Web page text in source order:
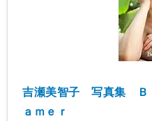
吉瀬美智子 写真集 Ｂ
ａｍｅｒ